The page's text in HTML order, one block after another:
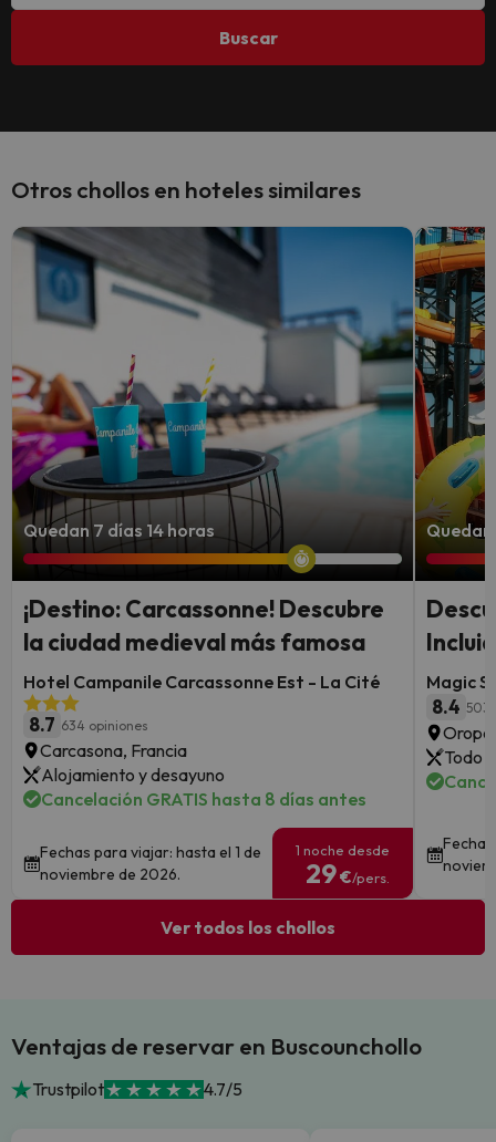
Buscar
Otros chollos en hoteles similares
Quedan 7 días 14 horas
¡Destino: Carcassonne! Descubre
la ciudad medieval más famosa
Hotel Campanile Carcassonne Est - La Cité
8.7 634 opiniones
Carcasona, Francia
Alojamiento y desayuno
Cancelación GRATIS hasta 8 días antes
Fechas para viajar: hasta el 1 de
noviembre de 2026.
1 noche desde
29€/pers.
Magic
8.4 503
Todo
Ver todos los chollos
Ventajas de reservar en Buscounchollo
Trustpilot 4.7/5